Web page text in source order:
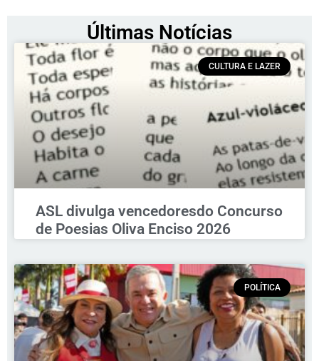
Últimas Notícias
CULTURA E LAZER
ASL divulga vencedoresdo Concurso
de Poesias Oliva Enciso 2026
POLÍTICA